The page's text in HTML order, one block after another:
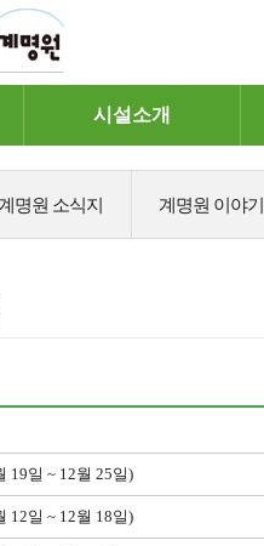
시설소개
계명원 소식지 계명원 이야기
19일 ~ 12월 25일)
12일 ~ 12월 18일)